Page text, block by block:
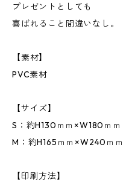
プレゼントとしても
喜ばれること間違いなし。
【素材】
PVC素材
【サイズ】
S：約H130ｍｍ×W180ｍｍ
M：約H165ｍｍ×W240ｍｍ
【印刷方法】